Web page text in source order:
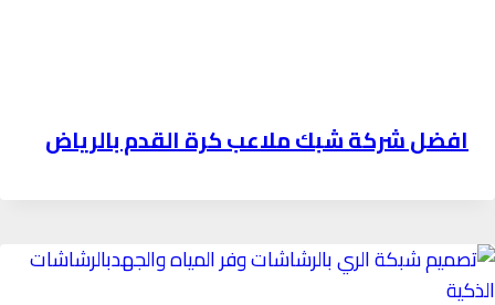
افضل شركة شبك ملاعب كرة القدم بالرياض